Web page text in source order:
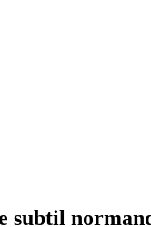
subtil